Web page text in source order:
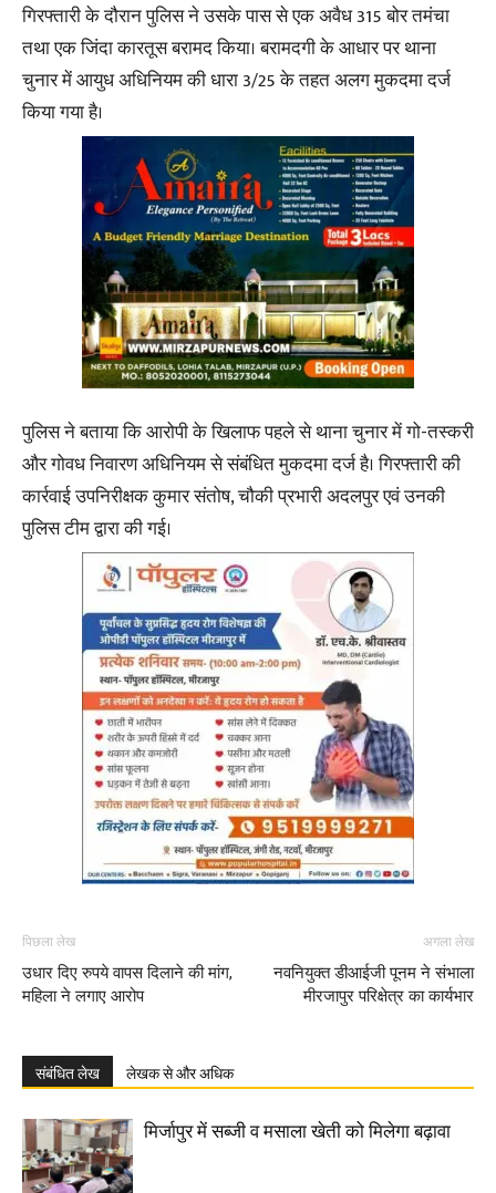
गिरफ्तारी के दौरान पुलिस ने उसके पास से एक अवैध 315 बोर तमंचा
तथा एक जिंदा कारतूस बरामद किया। बरामदगी के आधार पर थाना
चुनार में आयुध अधिनियम की धारा 3/25 के तहत अलग मुकदमा दर्ज
किया गया है।
पुलिस ने बताया कि आरोपी के खिलाफ पहले से थाना चुनार में गो-तस्करी
और गोवध निवारण अधिनियम से संबंधित मुकदमा दर्ज है। गिरफ्तारी की
कार्रवाई उपनिरीक्षक कुमार संतोष, चौकी प्रभारी अदलपुर एवं उनकी
पुलिस टीम द्वारा की गई।
पिछला लेख
उधार दिए रुपये वापस दिलाने की मांग,
महिला ने लगाए आरोप
अगला लेख
नवनियुक्त डीआईजी पूनम ने संभाला
मीरजापुर परिक्षेत्र का कार्यभार
संबंधित लेख लेखक से और अधिक
मिर्जापुर में सब्जी व मसाला खेती को मिलेगा बढ़ावा